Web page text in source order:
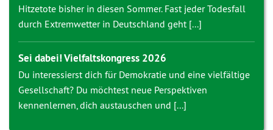
Hitzetote bisher in diesen Sommer. Fast jeder Todesfall
durch Extremwetter in Deutschland geht [...]
Sei dabei! Vielfaltskongress 2026
Du interessierst dich für Demokratie und eine vielfältige
Gesellschaft? Du möchtest neue Perspektiven
kennenlernen, dich austauschen und [...]